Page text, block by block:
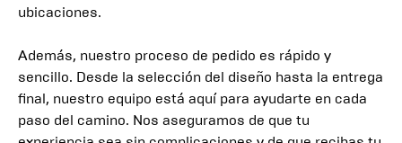
ubicaciones.
Además, nuestro proceso de pedido es rápido y
sencillo. Desde la selección del diseño hasta la entrega
final, nuestro equipo está aquí para ayudarte en cada
paso del camino. Nos aseguramos de que tu